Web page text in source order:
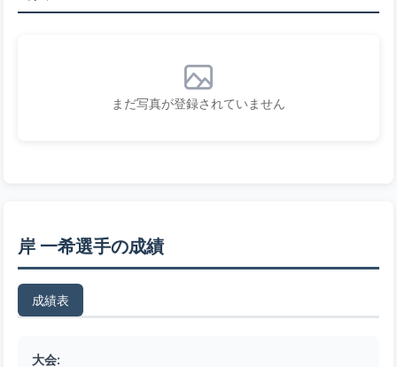
まだ写真が登録されていません
岸 一希選手の成績
成績表
大会: